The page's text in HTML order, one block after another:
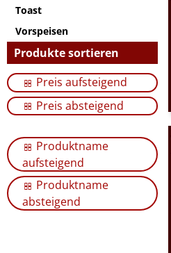
Toast
Vorspeisen
Produkte sortieren
Preis aufsteigend
Preis absteigend
Produktname
aufsteigend
Produktname
absteigend